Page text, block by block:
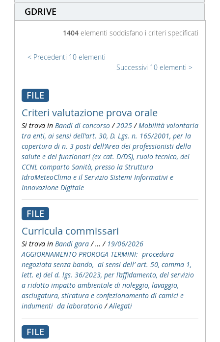
GDRIVE
1404 elementi soddisfano i criteri specificati
Precedenti 10 elementi
Successivi 10 elementi
FILE
Criteri valutazione prova orale
Si trova in Bandi di concorso /2025 /Mobilità volontaria
tra enti, ai sensi dell'art. 30, D. Lgs. n. 165/2001, per la
copertura di n. 3 posti dell'Area dei professionisti della
salute e dei funzionari (ex cat. D/DS), ruolo tecnico, del
CCNL comparto Sanità, presso la Struttura
IdroMeteoClima e il Servizio Sistemi Informativi e
Innovazione Digitale
FILE
Curricula commissari
Si trova in Bandi gara /…/ 19/06/2026
AGGIORNAMENTO PROROGA TERMINI: procedura
negoziata senza bando, ai sensi dell’ art. 50, comma 1,
lett. e) del d. lgs. 36/2023, per l’affidamento, del servizio
a ridotto impatto ambientale di noleggio, lavaggio,
asciugatura, stiratura e confezionamento di camici e
indumenti da laboratorio /Allegati
FILE